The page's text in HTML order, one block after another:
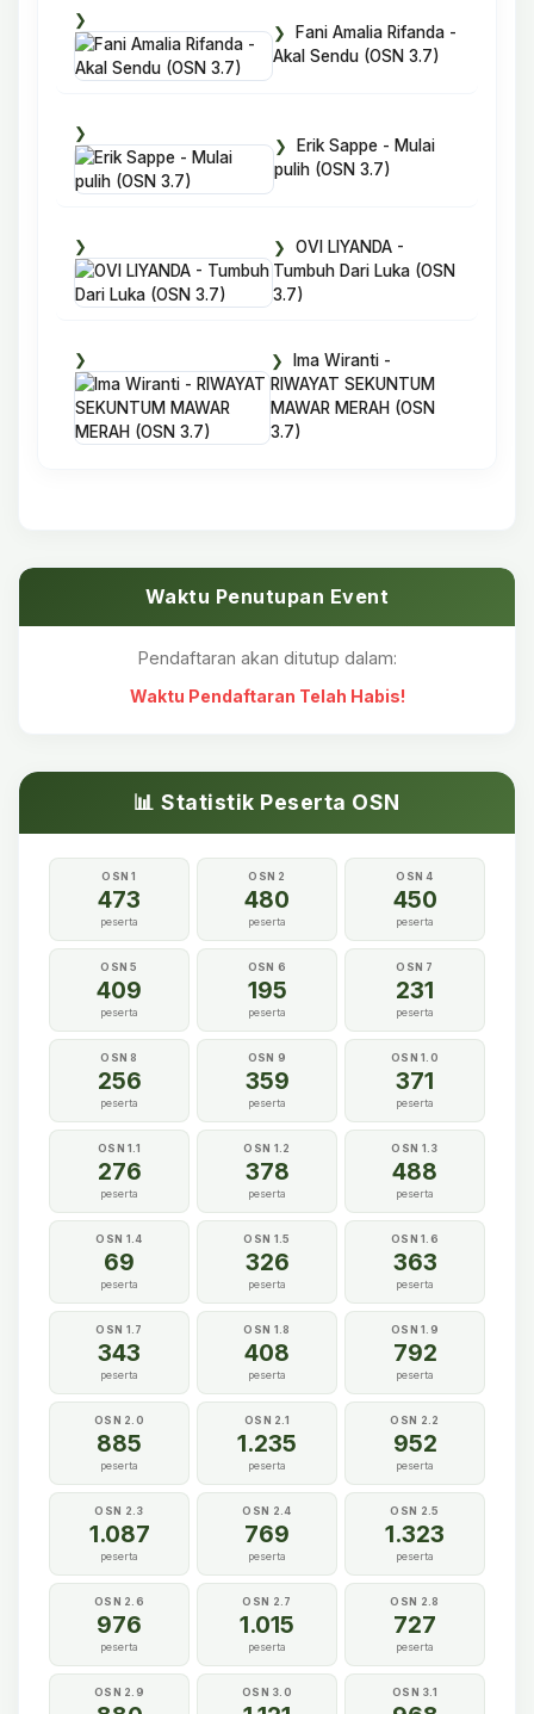
Fani Amalia Rifanda -
Akal Sendu (OSN 3.7)
Erik Sappe - Mulai
pulih (OSN 3.7)
OVI LIYANDA -
Tumbuh Dari Luka (OSN
3.7)
Ima Wiranti -
RIWAYAT SEKUNTUM
MAWAR MERAH (OSN
3.7)
Waktu Penutupan Event
Pendaftaran akan ditutup dalam:
Waktu Pendaftaran Telah Habis!
📊 Statistik Peserta OSN
OSN 1
473
peserta
OSN 2
480
peserta
OSN 4
450
peserta
OSN 5
409
peserta
OSN 6
195
peserta
OSN 7
231
peserta
OSN 8
256
peserta
OSN 9
359
peserta
OSN 1.0
371
peserta
OSN 1.1
276
peserta
OSN 1.2
378
peserta
OSN 1.3
488
peserta
OSN 1.4
69
peserta
OSN 1.5
326
peserta
OSN 1.6
363
peserta
OSN 1.7
343
peserta
OSN 1.8
408
peserta
OSN 1.9
792
peserta
OSN 2.0
885
peserta
OSN 2.1
1.235
peserta
OSN 2.2
952
peserta
OSN 2.3
1.087
peserta
OSN 2.4
769
peserta
OSN 2.5
1.323
peserta
OSN 2.6
976
peserta
OSN 2.7
1.015
peserta
OSN 2.8
727
peserta
OSN 2.9 OSN 3.0 OSN 3.1